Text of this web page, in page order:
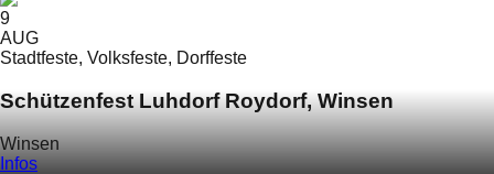
9
AUG
Stadtfeste, Volksfeste, Dorffeste
Schützenfest Luhdorf Roydorf, Winsen
Winsen
Infos